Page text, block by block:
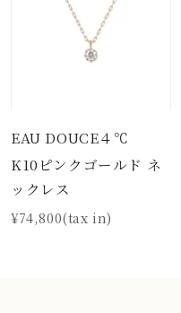
EAU DOUCE４℃
K10ピンクゴールド ネ
ックレス
¥74,800(tax in)